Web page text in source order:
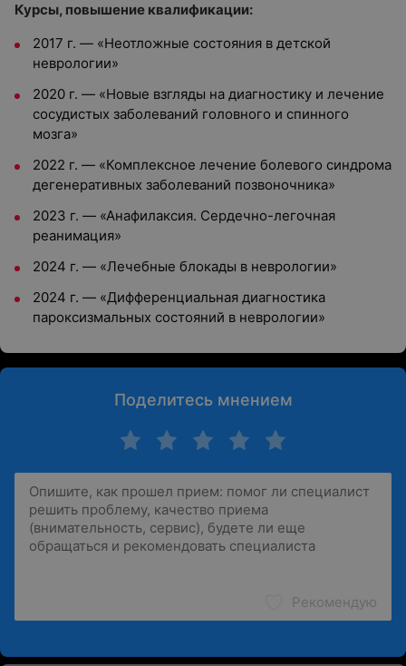
Курсы, повышение квалификации:
2017 г. — «Неотложные состояния в детской
неврологии»
2020 г. — «Новые взгляды на диагностику и лечение
сосудистых заболеваний головного и спинного
мозга»
2022 г. — «Комплексное лечение болевого синдрома
дегенеративных заболеваний позвоночника»
2023 г. — «Анафилаксия. Сердечно-легочная
реанимация»
2024 г. — «Лечебные блокады в неврологии»
2024 г. — «Дифференциальная диагностика
пароксизмальных состояний в неврологии»
Поделитесь мнением
Рекомендую